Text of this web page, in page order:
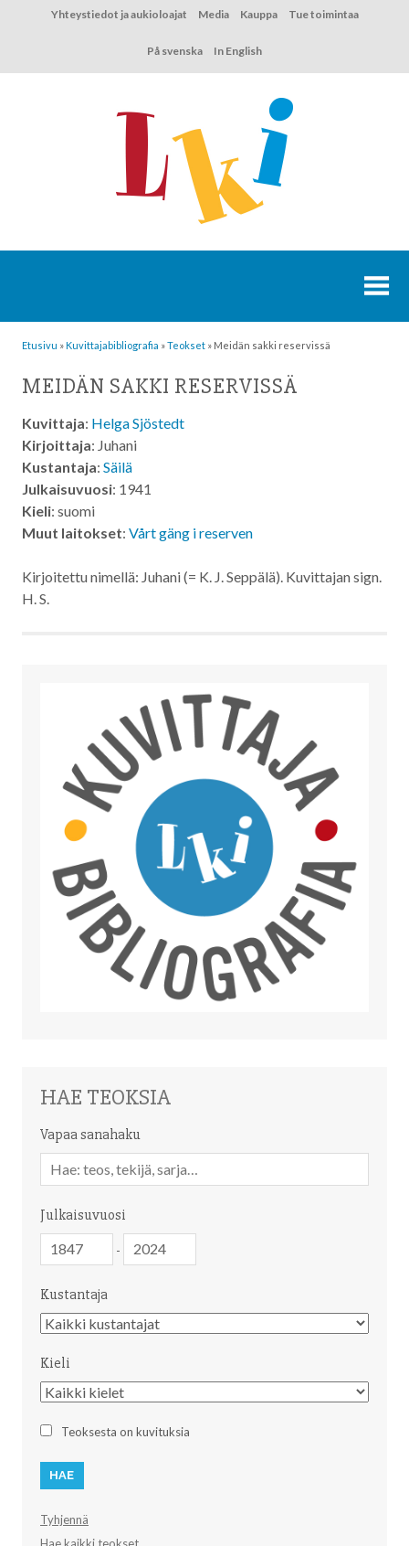
Yhteystiedot ja aukioloajat Media Kauppa Tue toimintaa
På svenska In English
Etusivu »Kuvittaja­bibliografia »Teokset » Meidän sakki reservissä
MEIDÄN SAKKI RESERVISSÄ
Kuvittaja: Helga Sjöstedt
Kirjoittaja: Juhani
Kustantaja: Säilä
Julkaisuvuosi: 1941
Kieli: suomi
Muut laitokset: Vårt gäng i reserven
Kirjoitettu nimellä: Juhani (= K. J. Seppälä). Kuvittajan sign.
H. S.
HAE TEOKSIA
Vapaa sanahaku
sanahaku
Julkaisuvuosi
-
Kustantaja
Kustantaja
Kieli
Kieli
Teoksesta on kuvituksia
Tyhjennä
Hae kaikki teokset